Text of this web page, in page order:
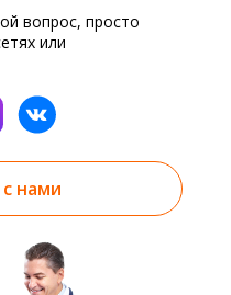
вопрос, просто
или
нами